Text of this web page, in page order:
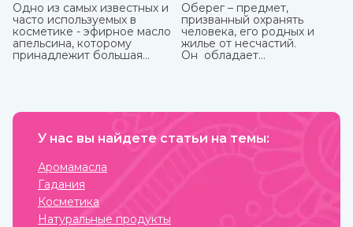
Одно из самых известных и
часто используемых в
косметике - эфирное масло
апельсина, которому
принадлежит большая
получения. Это яркий,
который подарит вам
Оберег – предмет,
призванный охранять
человека, его родных и
жилье от несчастий.
Он обладает
действие. Даже
способны привести к
У нас вы найдете статьи на темы:
Аромамасла
Гадания
Косметика
Натуральные продукты